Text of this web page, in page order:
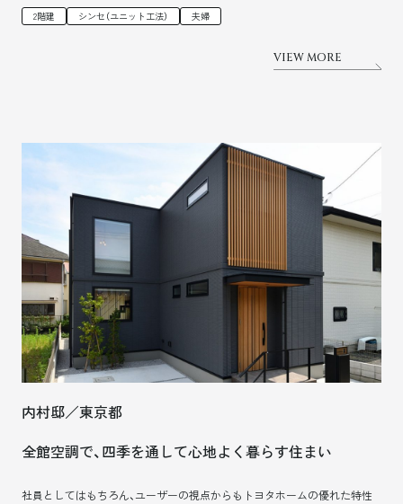
2階建 シンセ（ユニット工法） 夫婦
VIEW MORE
内村邸／東京都
全館空調で、四季を通して心地よく暮らす住まい
社員としてはもちろん、ユーザーの視点からもトヨタホームの優れた特性